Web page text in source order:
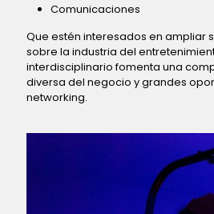
Comunicaciones
Que estén interesados en ampliar
sobre la industria del
interdisciplinario fomenta una
diversa del negocio y grandes
networking.